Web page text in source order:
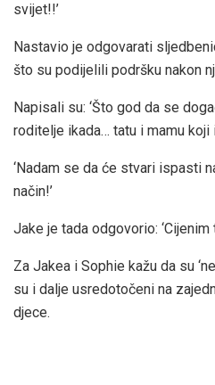
svijet!!’
Nastavio je odgovarati
što su podijelili podršku nakon
Napisali su: ‘Što god da se
roditelje ikada… tatu i mamu koji
‘Nadam se da će stvari ispasti
način!’
Jake je tada odgovorio:
Za Jakea i Sophie kažu da su
su i dalje usredotočeni na
djece.